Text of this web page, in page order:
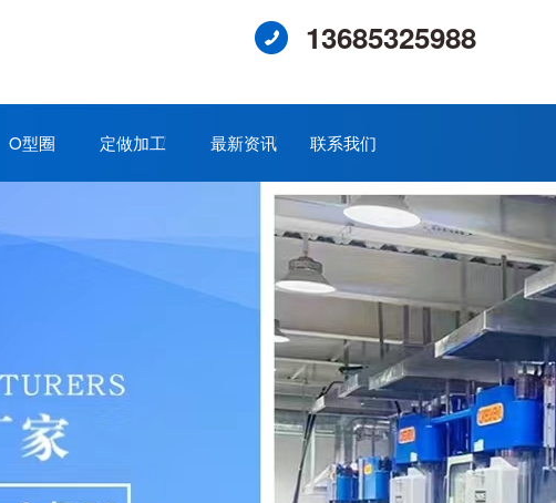
13685325988
O型圈 定做加工 最新资讯 联系我们